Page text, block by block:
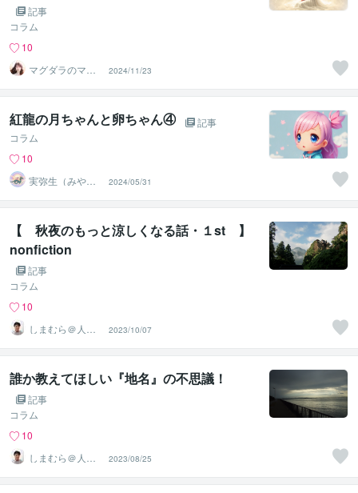
記事
コラム
10
マグダラのマリ
ア✝️
2024/11/23
紅龍の月ちゃんと卵ちゃん④
記事
コラム
10
実弥生（みや
の）
2024/05/31
【 秋夜のもっと涼しくなる話・１st 】
nonfiction
記事
コラム
10
しまむら＠人事
コンサルタント
2023/10/07
誰か教えてほしい『地名』の不思議！
記事
コラム
10
しまむら＠人事
コンサルタント
2023/08/25